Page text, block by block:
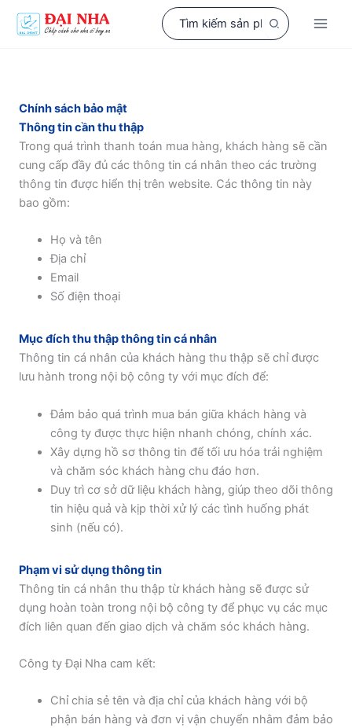
Search
for:
Chính sách bảo mật
Thông tin cần thu thập
Trong quá trình thanh toán mua hàng, khách hàng sẽ cần
cung cấp đầy đủ các thông tin cá nhân theo các trường
thông tin được hiển thị trên website. Các thông tin này
bao gồm:
Họ và tên
Địa chỉ
Email
Số điện thoại
Mục đích thu thập thông tin cá nhân
Thông tin cá nhân của khách hàng thu thập sẽ chỉ được
lưu hành trong nội bộ công ty với mục đích để:
Đảm bảo quá trình mua bán giữa khách hàng và
công ty được thực hiện nhanh chóng, chính xác.
Xây dựng hồ sơ thông tin để tối ưu hóa trải nghiệm
và chăm sóc khách hàng chu đáo hơn.
Duy trì cơ sở dữ liệu khách hàng, giúp theo dõi thông
tin hiệu quả và kịp thời xử lý các tình huống phát
sinh (nếu có).
Phạm vi sử dụng thông tin
Thông tin cá nhân thu thập từ khách hàng sẽ được sử
dụng hoàn toàn trong nội bộ công ty để phục vụ các mục
đích liên quan đến giao dịch và chăm sóc khách hàng.
Công ty Đại Nha cam kết:
Chỉ chia sẻ tên và địa chỉ của khách hàng với bộ
phận bán hàng và đơn vị vận chuyển nhằm đảm bảo